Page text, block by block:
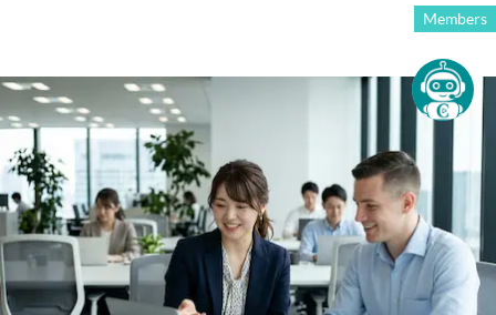
Members